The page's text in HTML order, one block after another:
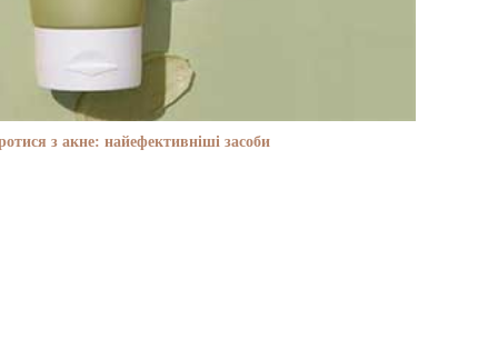
з акне: найефективніші засоби